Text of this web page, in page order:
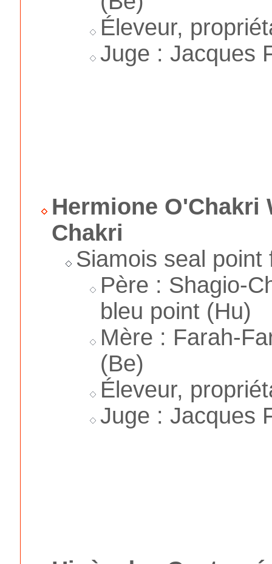
Éleveur,
Juge : Jacques
Hermione O'Chakri
Chakri
Siamois seal point
Père : Shagio-
bleu point (Hu)
Mère : Farah-
(Be)
Éleveur,
Juge : Jacques